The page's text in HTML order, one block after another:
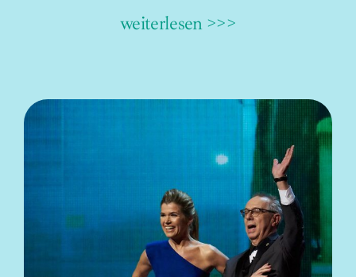
weiterlesen >>>